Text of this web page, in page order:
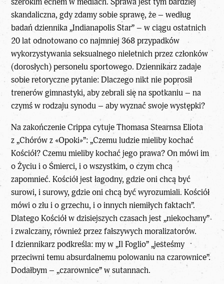
skandaliczna, gdy zdamy sobie sprawę, że – według
badań dziennika „Indianapolis Star” – w ciągu ostatnich
20 lat odnotowano co najmniej 368 przypadków
wykorzystywania seksualnego nieletnich przez członków
(dorosłych) personelu sportowego. Dziennikarz zadaje
sobie retoryczne pytanie: Dlaczego nikt nie poprosił
trenerów gimnastyki, aby zebrali się na spotkaniu – na
czymś w rodzaju synodu – aby wyznać swoje występki?
Na zakończenie Crippa cytuje Thomasa Stearnsa Eliota
z „Chórów z «Opoki»”: „Czemu ludzie mieliby kochać
Kościół? Czemu mieliby kochać jego prawa? On mówi im
o Życiu i o Śmierci, i o wszystkim, o czym chcą
zapomnieć. Kościół jest łagodny, gdzie oni chcą być
surowi, i surowy, gdzie oni chcą być wyrozumiali. Kościół
mówi o złu i o grzechu, i o innych niemiłych faktach”.
Dlatego Kościół w dzisiejszych czasach jest „niekochany”
i zwalczany, również przez fałszywych moralizatorów.
I dziennikarz podkreśla: my w „Il Foglio” „jesteśmy
przeciwni temu absurdalnemu polowaniu na czarownice”.
Dodałbym – „czarownice” w sutannach.